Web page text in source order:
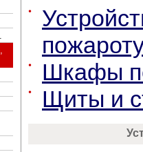
Шкафы
Щиты и